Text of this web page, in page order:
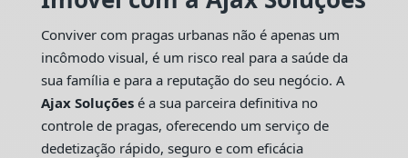
Conviver com pragas urbanas não é apenas um
incômodo visual, é um risco real para a saúde da
sua família e para a reputação do seu negócio. A
Ajax Soluçõesé a sua parceira definitiva no
controle de pragas, oferecendo um serviço de
dedetização rápido, seguro e com eficácia